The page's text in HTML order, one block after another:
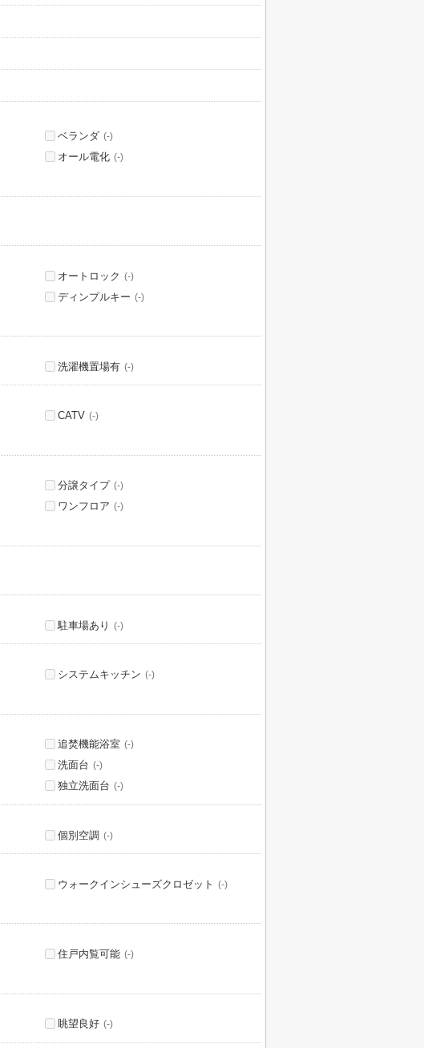
ベランダ (-)
オール電化 (-)
オートロック (-)
ディンプルキー (-)
洗濯機置場有 (-)
CATV (-)
分譲タイプ (-)
ワンフロア (-)
駐車場あり (-)
システムキッチン (-)
追焚機能浴室 (-)
洗面台 (-)
独立洗面台 (-)
個別空調 (-)
ウォークインシューズクロゼット (-)
住戸内覧可能 (-)
眺望良好 (-)